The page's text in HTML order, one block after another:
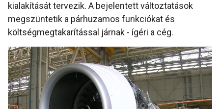
kialakítását tervezik. A bejelentett változtatások
megszüntetik a párhuzamos funkciókat és
költségmegtakarítással járnak - ígéri a cég.